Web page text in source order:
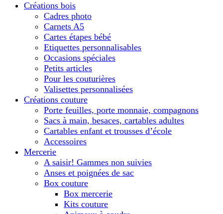
Créations bois
Cadres photo
Carnets A5
Cartes étapes bébé
Etiquettes personnalisables
Occasions spéciales
Petits articles
Pour les couturières
Valisettes personnalisées
Créations couture
Porte feuilles, porte monnaie, compagnons
Sacs à main, besaces, cartables adultes
Cartables enfant et trousses d’école
Accessoires
Mercerie
A saisir! Gammes non suivies
Anses et poignées de sac
Box couture
Box mercerie
Kits couture